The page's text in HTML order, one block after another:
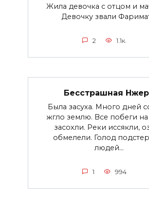
Жила девочка с отцом и
Девочку звали
2 1.1к.
Бесстрашная
Была засуха. Много дней
жгло землю. Все побеги на
засохли. Реки иссякли,
обмелели. Голод
людей...
1 994